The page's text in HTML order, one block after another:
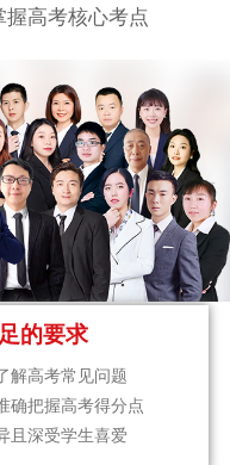
高考核心考点
的要求
解高考常见问题
确把握高考得分点
且深受学生喜爱